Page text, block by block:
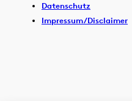
Datenschutz
Impressum/Disclaimer